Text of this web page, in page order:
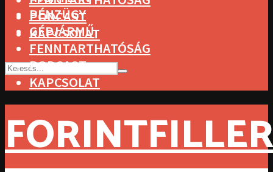
PODCAST
KAPCSOLAT
PÉNZÜGY
GÉPJÁRMŰ
FENNTARTHATÓSÁG
PODCAST
KAPCSOLAT